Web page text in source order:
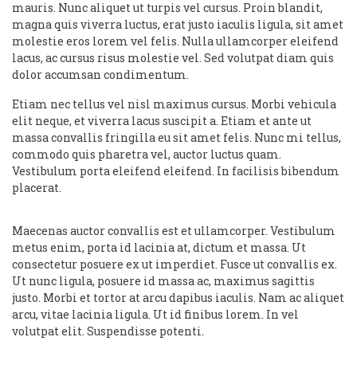
mauris. Nunc aliquet ut turpis vel cursus. Proin blandit,
magna quis viverra luctus, erat justo iaculis ligula, sit amet
molestie eros lorem vel felis. Nulla ullamcorper eleifend
lacus, ac cursus risus molestie vel. Sed volutpat diam quis
dolor accumsan condimentum.
Etiam nec tellus vel nisl maximus cursus. Morbi vehicula
elit neque, et viverra lacus suscipit a. Etiam et ante ut
massa convallis fringilla eu sit amet felis. Nunc mi tellus,
commodo quis pharetra vel, auctor luctus quam.
Vestibulum porta eleifend eleifend. In facilisis bibendum
placerat.
Maecenas auctor convallis est et ullamcorper. Vestibulum
metus enim, porta id lacinia at, dictum et massa. Ut
consectetur posuere ex ut imperdiet. Fusce ut convallis ex.
Ut nunc ligula, posuere id massa ac, maximus sagittis
justo. Morbi et tortor at arcu dapibus iaculis. Nam ac aliquet
arcu, vitae lacinia ligula. Ut id finibus lorem. In vel
volutpat elit. Suspendisse potenti.